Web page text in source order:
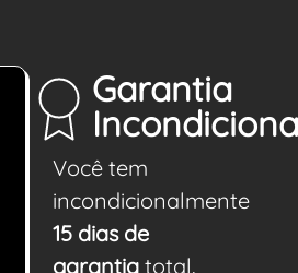
Garantia
Você tem
incondicionalmente
15 dias de
garantia total.